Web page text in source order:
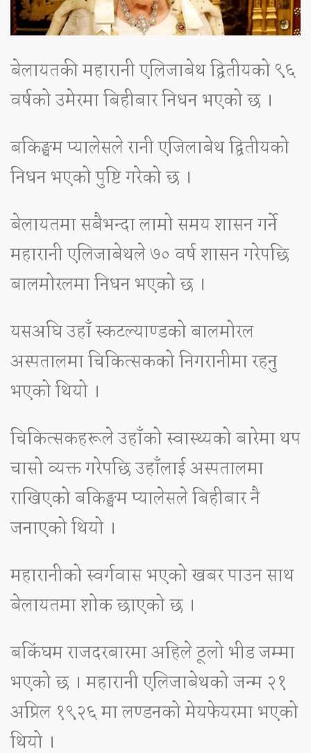
बेलायतकी महारानी एलिजाबेथ द्वितीयको ९६
वर्षको उमेरमा बिहीबार निधन भएको छ ।
बकिङ्घम प्यालेसले रानी एजिलाबेथ द्वितीयको
निधन भएको पुष्टि गरेको छ ।
बेलायतमा सबैभन्दा लामो समय शासन गर्ने
महारानी एलिजाबेथले ७० वर्ष शासन गरेपछि
बालमोरलमा निधन भएको छ ।
यसअघि उहाँ स्कटल्याण्डको बालमोरल
अस्पतालमा चिकित्सकको निगरानीमा रहनु
भएको थियो ।
चिकित्सकहरूले उहाँको स्वास्थ्यको बारेमा थप
चासो व्यक्त गरेपछि उहाँलाई अस्पतालमा
राखिएको बकिङ्घम प्यालेसले बिहीबार नै
जनाएको थियो ।
महारानीको स्वर्गवास भएको खबर पाउन साथ
बेलायतमा शोक छाएको छ ।
बकिंघम राजदरबारमा अहिले ठूलो भीड जम्मा
भएको छ । महारानी एलिजाबेथको जन्म २१
अप्रिल १९२६ मा लण्डनको मेयफेयरमा भएको
थियो ।